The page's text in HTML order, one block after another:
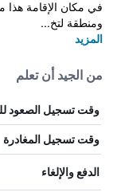
في مكان الإقامة
ومنطقة لتخ...
المزيد
من الجيد أن تعلم
وقت تسجيل الصعود
وقت تسجيل المغادرة
الدفع والإلغاء